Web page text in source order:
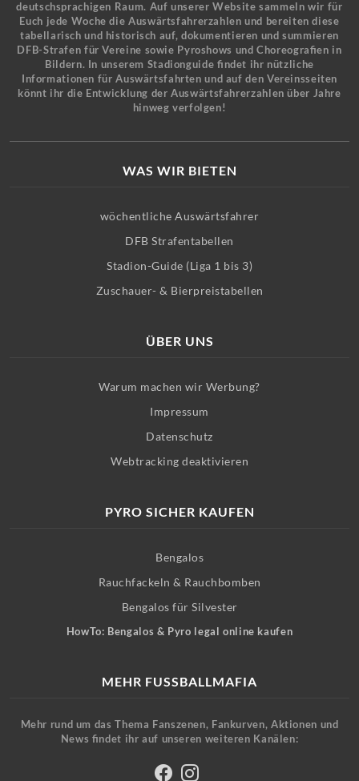
deutschsprachigen Raum. Auf unserer Website sammeln wir für
Euch jede Woche die Auswärtsfahrerzahlen und bereiten diese
tabellarisch und historisch auf, dokumentieren und summieren
DFB-Strafen für Vereine sowie Pyroshows und Choreografien in
Bildern. In unserem Stadionguide findet ihr nützliche
Informationen für Auswärtsfahrten und auf den Vereinsseiten
könnt ihr die Entwicklung der Auswärtsfahrerzahlen über Jahre
hinweg verfolgen!
WAS WIR BIETEN
wöchentliche Auswärtsfahrer
DFB Strafentabellen
Stadion-Guide (Liga 1 bis 3)
Zuschauer- & Bierpreistabellen
ÜBER UNS
Warum machen wir Werbung?
Impressum
Datenschutz
Webtracking deaktivieren
PYRO SICHER KAUFEN
Bengalos
Rauchfackeln & Rauchbomben
Bengalos für Silvester
HowTo: Bengalos & Pyro legal online kaufen
MEHR FUSSBALLMAFIA
Mehr rund um das Thema Fanszenen, Fankurven, Aktionen und
News findet ihr auf unseren weiteren Kanälen: